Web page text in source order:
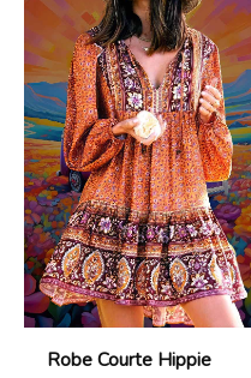
Robe Courte Hippie